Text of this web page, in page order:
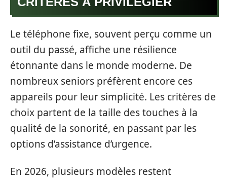
Le téléphone fixe, souvent perçu comme un
outil du passé, affiche une résilience
étonnante dans le monde moderne. De
nombreux seniors préfèrent encore ces
appareils pour leur simplicité. Les critères de
choix partent de la taille des touches à la
qualité de la sonorité, en passant par les
options d’assistance d’urgence.
En 2026, plusieurs modèles restent